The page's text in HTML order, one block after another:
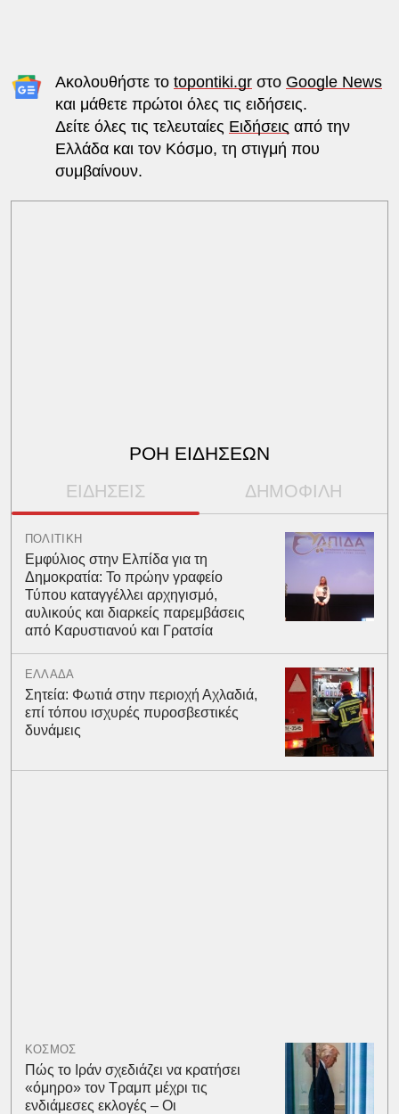
Ακολουθήστε το topontiki.grστο Google News
και μάθετε πρώτοι όλες τις ειδήσεις.
Δείτε όλες τις τελευταίες Ειδήσεις από την
Ελλάδα και τον Κόσμο, τη στιγμή που
συμβαίνουν.
ΡΟΗ ΕΙΔΗΣΕΩΝ
ΕΙΔΗΣΕΙΣ ΔΗΜΟΦΙΛΗ
ΠΟΛΙΤΙΚΗ
Εμφύλιος στην Ελπίδα για τη
Δημοκρατία: Το πρώην γραφείο
Τύπου καταγγέλλει αρχηγισμό,
αυλικούς και διαρκείς παρεμβάσεις
από Καρυστιανού και Γρατσία
ΕΛΛΑΔΑ
Σητεία: Φωτιά στην περιοχή Αχλαδιά,
επί τόπου ισχυρές πυροσβεστικές
δυνάμεις
ΚΟΣΜΟΣ
Πώς το Ιράν σχεδιάζει να κρατήσει
«όμηρο» τον Τραμπ μέχρι τις
ενδιάμεσες εκλογές – Οι